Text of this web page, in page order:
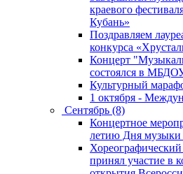
краевого
Кубань»
Поздравляем
конкурса
Концерт
состоялся в
Культурный
1 октября -
Сентябрь (8)
Концертное
летию Дня
принял участие в